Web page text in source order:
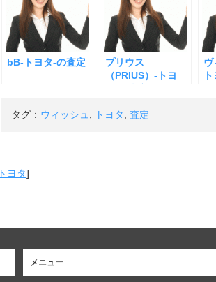
bB-トヨタ-の査定
プリウス
（PRIUS）-トヨ
ヴ
タグ： ウィッシュ, トヨタ,査定
トヨタ]
メニュー